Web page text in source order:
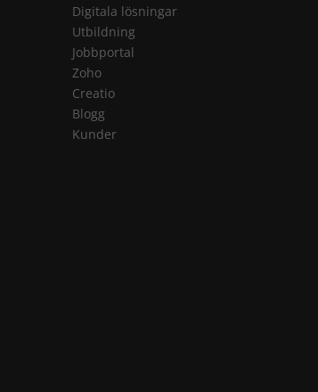
Digitala lösningar
Utbildning
Jobbportal
Zoho
Creatio
Blogg
Kunder